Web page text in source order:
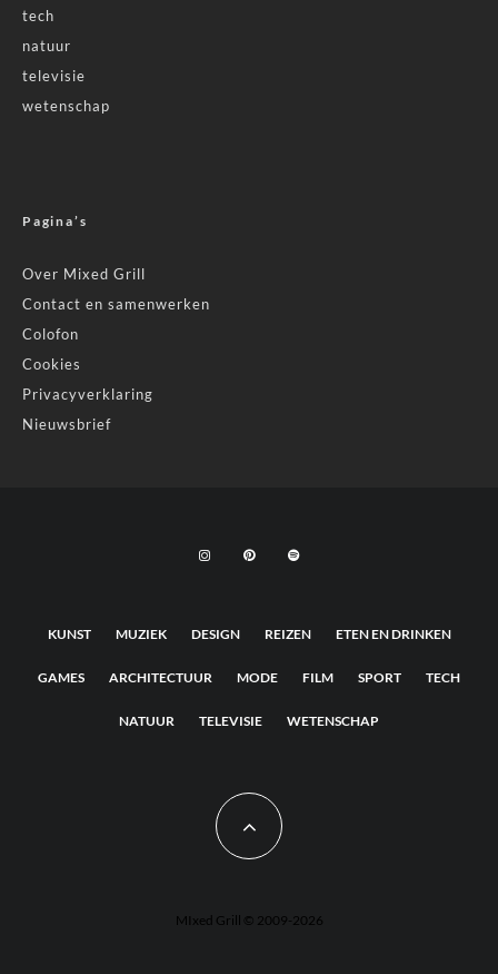
tech
natuur
televisie
wetenschap
Pagina’s
Over Mixed Grill
Contact en samenwerken
Colofon
Cookies
Privacyverklaring
Nieuwsbrief
KUNST MUZIEK DESIGN REIZEN ETEN EN DRINKEN
GAMES ARCHITECTUUR MODE FILM SPORT TECH
NATUUR TELEVISIE WETENSCHAP
MIxed Grill © 2009-2026